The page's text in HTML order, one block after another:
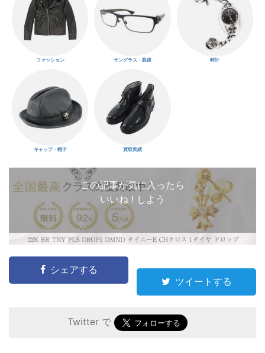
ファッション サングラス・眼鏡 時計
キャップ・帽子 買取実績
この記事が気に入ったら
いいね ! しよう
シェアする
ツイートする
Twitter で